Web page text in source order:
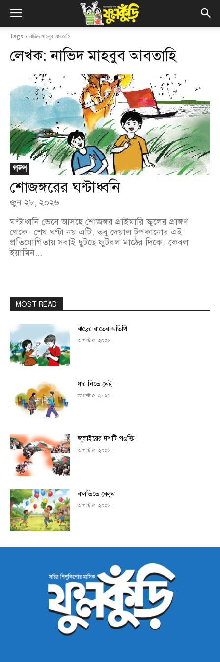
Tags নাভিদ মাহবুব আবতাহি
লেখক:নাভিদ মাহবুব আবতাহি
গল্প
শোজঙ্গরের ঘণ্টাধ্বনি
জুন ২৮, ২০২৬
ঘণ্টাধ্বনি ভেসে আসছে শোজঙ্গর প্রাইমারি স্কুলের প্রাঙ্গণ
থেকে। শেষ ঘণ্টা নয় এটি, তবু দেয়াল টপকানোর এই
প্রতিযোগিতায় সবাই ছুটছে ফুটবল মাঠের দিকে। কেবল
ইয়ামিন...
MOST READ
ঝড়ের রাতের অতিথি
আগস্ট ৫, ২০২৬
ধার নিতে নেই
আগস্ট ৫, ২০২৬
জুলাইয়ের দশটি পঙ্‌ক্তি
আগস্ট ৫, ২০২৬
বালতিতে বেলুন
আগস্ট ৫, ২০২৬